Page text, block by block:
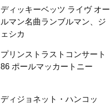
ディッキーベッツ ライヴ オー
ルマン名曲ランブルマン、ジ
ェシカ
プリンストラストコンサート
86 ポールマッカートニー
ディジョネット・ハンコッ